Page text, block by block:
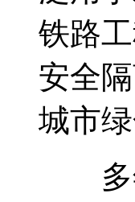
铁路
安全
城市
多年